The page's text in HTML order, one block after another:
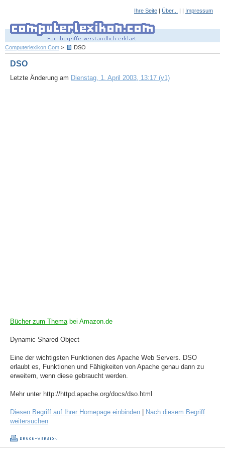
Ihre Seite | Über... | | Impressum
Computerlexikon.Com > DSO
DSO
Letzte Änderung am Dienstag, 1. April 2003, 13:17 (v1)
Bücher zum Themabei Amazon.de
Dynamic Shared Object
Eine der wichtigsten Funktionen des Apache Web Servers. DSO
erlaubt es, Funktionen und Fähigkeiten von Apache genau dann zu
erweitern, wenn diese gebraucht werden.
Mehr unter http://httpd.apache.org/docs/dso.html
Diesen Begriff auf Ihrer Homepage einbinden
Nach diesem Begriff
weitersuchen